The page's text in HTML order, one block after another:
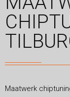
Maatwerk